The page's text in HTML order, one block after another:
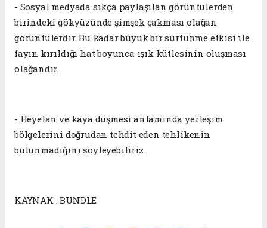
- Sosyal medyada sıkça paylaşılan görüntülerden
birindeki gökyüzünde şimşek çakması olağan
görüntülerdir. Bu kadar büyük bir sürtünme etkisi ile
fayın kırıldığı hat boyunca ışık kütlesinin oluşması
olağandır.
- Heyelan ve kaya düşmesi anlamında yerleşim
bölgelerini doğrudan tehdit eden tehlikenin
bulunmadığını söyleyebiliriz.
KAYNAK : BUNDLE